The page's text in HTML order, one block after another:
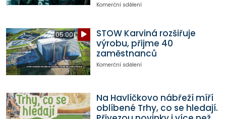
Komerční sdělení
05:00
STOW Karviná rozšiřuje
výrobu, přijme 40
zaměstnanců
Komerční sdělení
Na Havlíčkovo nábřeží míří
oblíbené Trhy, co se hledají.